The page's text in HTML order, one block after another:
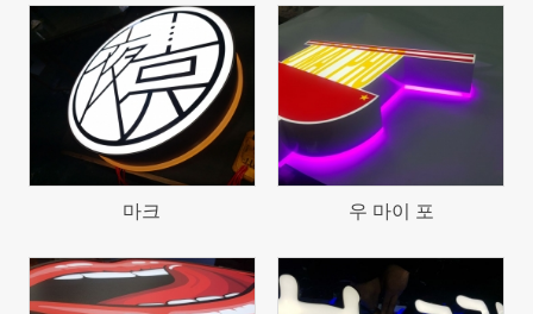
1281
마크
1228
우 마이 포